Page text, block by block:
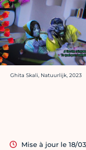
Crédit photo :
Ghita Skali, Natuurlijk, 2023
Mise à jour le 18/